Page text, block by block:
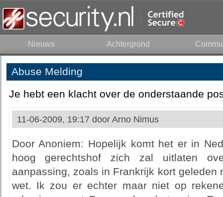
Nieuws Achtergrond
Abuse Melding
Je hebt een klacht over de onderstaande
11-06-2009, 19:17 door Arno Nimus
Door Anoniem: Hopelijk komt het er in
hoog gerechtshof zich zal uitlaten
aanpassing, zoals in Frankrijk kort geleden
wet. Ik zou er echter maar niet op